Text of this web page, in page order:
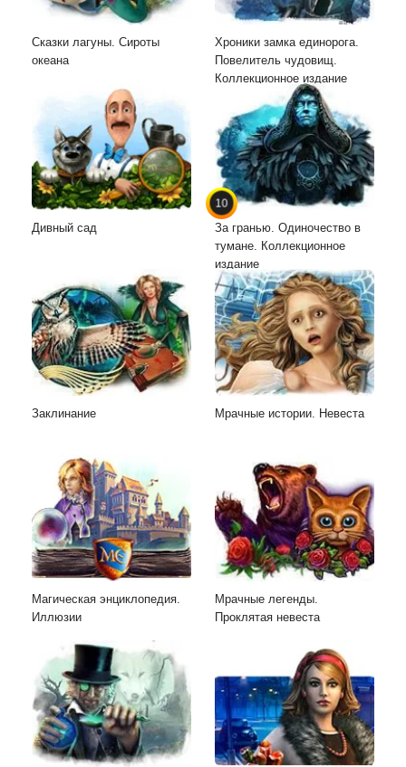
Сказки лагуны. Сироты
океана
Хроники замка единорога.
Повелитель чудовищ.
Коллекционное издание
Дивный сад
10
За гранью. Одиночество в
тумане. Коллекционное
издание
Заклинание Мрачные истории. Невеста
Магическая энциклопедия.
Иллюзии
Мрачные легенды.
Проклятая невеста